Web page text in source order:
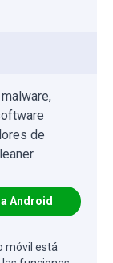
de
Android
móvil está